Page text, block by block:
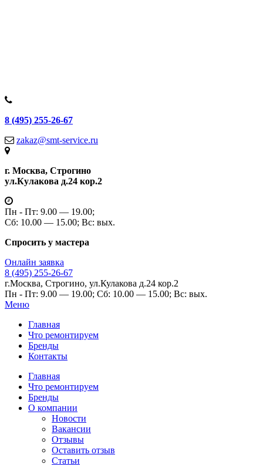
8 (495) 255-26-67
zakaz@smt-service.ru
г. Москва, Строгино
ул.Кулакова д.24 кор.2
Пн - Пт: 9.00 — 19.00;
Сб: 10.00 — 15.00; Вс: вых.
Спросить у мастера
Онлайн заявка
8 (495) 255-26-67
г.Москва, Строгино, ул.Кулакова д.24 кор.2
Пн - Пт: 9.00 — 19.00; Сб: 10.00 — 15.00; Вс: вых.
Меню
Главная
Что ремонтируем
Бренды
Контакты
Главная
Что ремонтируем
Бренды
О компании
Новости
Вакансии
Отзывы
Оставить отзыв
Статьи